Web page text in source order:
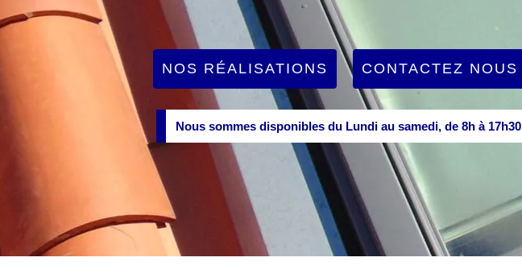
NOS RÉALISATIONS CONTACTEZ NOUS
Nous sommes disponibles du Lundi au samedi, de 8h à 17h30